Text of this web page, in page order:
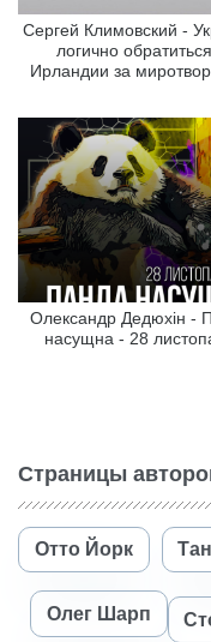
Сергей Климовский -
логично
Ирландии за
Олександр Дедюхін -
насущна - 28
Страницы
Отто Йорк
Олег Шарп